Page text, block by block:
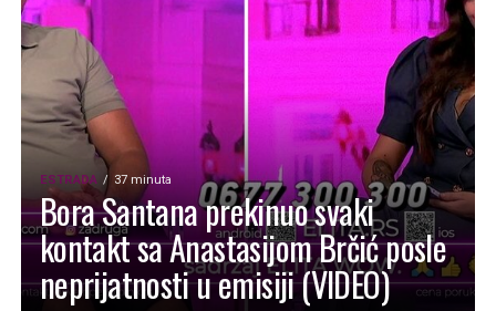
ESTRADA 37 minuta
Bora Santana prekinuo svaki
kontakt sa Anastasijom Brčić posle
neprijatnosti u emisiji (VIDEO)